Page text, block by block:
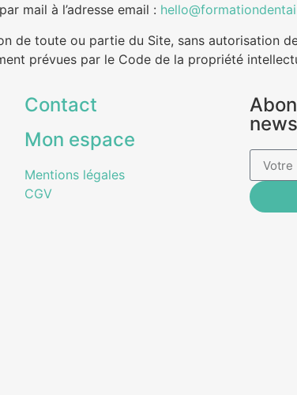
mail à l’adresse email :
toute ou partie du Site, sans autorisation
prévues par le Code de la propriété
Contact
Mon espace
Mentions légales
CGV